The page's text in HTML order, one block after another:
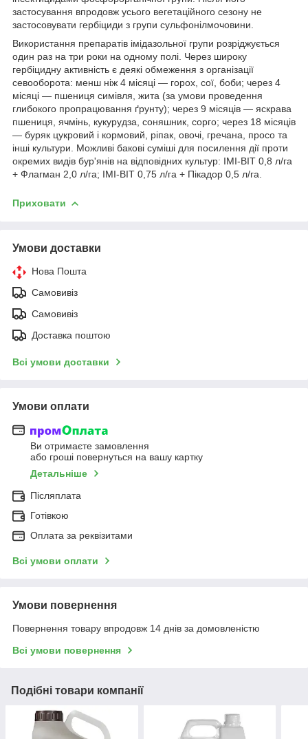
застосування впродовж усього вегетаційного сезону не
застосовувати гербіциди з групи сульфонілмочовини.
Використання препаратів імідазольної групи розріджується
один раз на три роки на одному полі. Через широку
гербіцидну активність є деякі обмеження з організації
севооборота: менш ніж 4 місяці — горох, сої, боби; через 4
місяці — пшениця симівля, жита (за умови проведення
глибокого пропрацювання ґрунту); через 9 місяців — яскрава
пшениця, ячмінь, кукурудза, соняшник, сорго; через 18 місяців
— буряк цукровий і кормовий, ріпак, овочі, гречана, просо та
інші культури. Можливі бакові суміші для посилення дії проти
окремих видів бур'янів на відповідних культур: ІМІ-ВІТ 0,8 л/га
+ Флагман 2,0 л/га; ІМІ-ВІТ 0,75 л/га + Пікадор 0,5 л/га.
Приховати
Умови доставки
Нова Пошта
Самовивіз
Самовивіз
Доставка поштою
Всі умови доставки
Умови оплати
Ви отримаєте замовлення
або гроші повернуться на вашу картку
Детальніше
Післяплата
Готівкою
Оплата за реквізитами
Всі умови оплати
Умови повернення
Повернення товару впродовж 14 днів за домовленістю
Всі умови повернення
Подібні товари компанії